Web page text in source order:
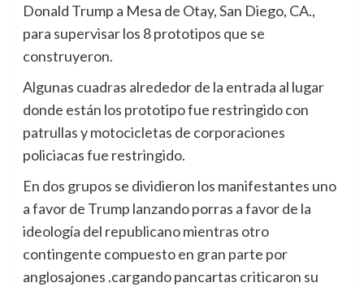
Donald Trump a Mesa de Otay, San Diego, CA.,
para supervisar los 8 prototipos que se
construyeron.
Algunas cuadras alrededor de la entrada al lugar
donde están los prototipo fue restringido con
patrullas y motocicletas de corporaciones
policiacas fue restringido.
En dos grupos se dividieron los manifestantes uno
a favor de Trump lanzando porras a favor de la
ideología del republicano mientras otro
contingente compuesto en gran parte por
anglosajones .cargando pancartas criticaron su